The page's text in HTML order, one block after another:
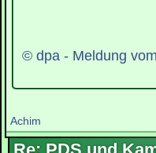
© dpa - Meldung
Achim